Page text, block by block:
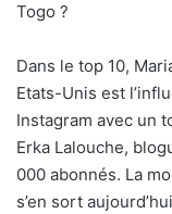
Togo ?
Dans le top 10,
Etats-Unis est
Instagram avec un
Erka Lalouche,
000 abonnés. La
s’en sort